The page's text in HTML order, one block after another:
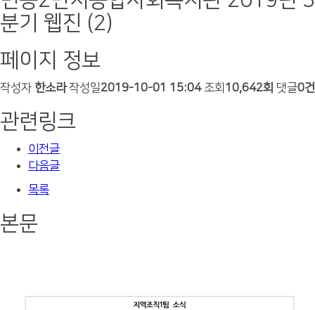
분기 웹진 (2)
페이지 정보
작성자 한소라 작성일2019-10-01 15:04조회 10,642회 댓글0건
관련링크
이전글
다음글
목록
본문